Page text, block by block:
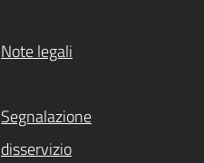
Note legali
Segnalazione
disservizio